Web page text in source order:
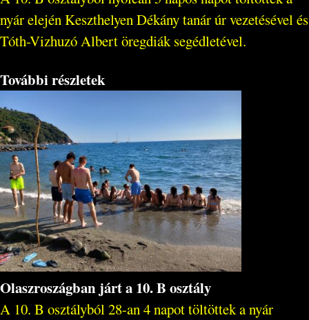
nyár elején Keszthelyen Dékány tanár úr vezetésével és
Tóth-Vizhuzó Albert öregdiák segédletével.
További részletek
Olaszroszágban járt a 10. B osztály
A 10. B osztályból 28-an 4 napot töltöttek a nyár